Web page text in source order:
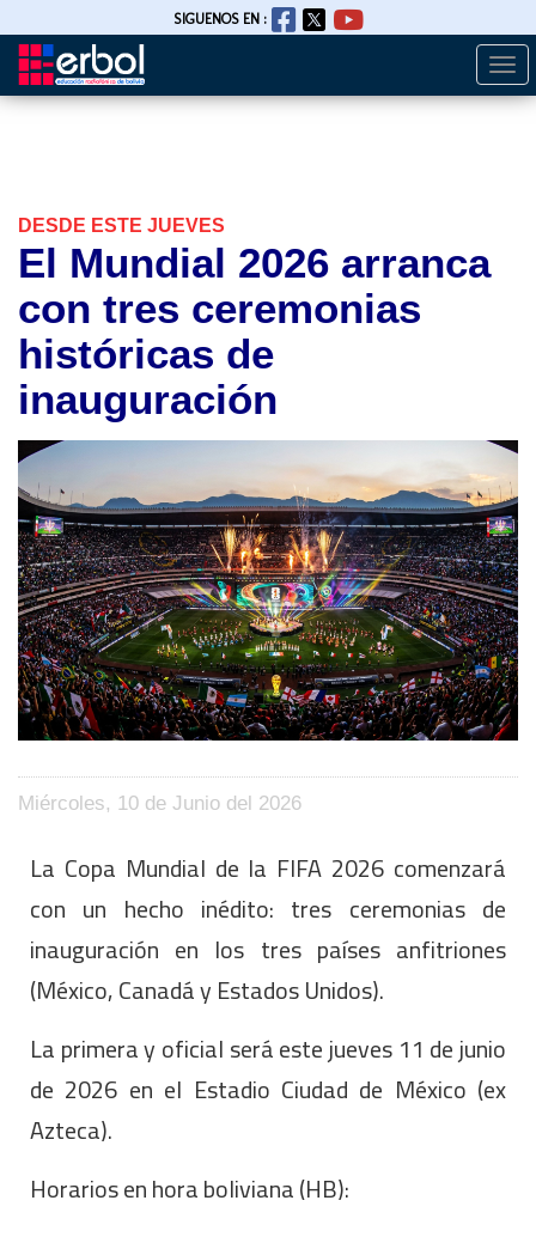
Pasar
SIGUENOS EN :
DESDE ESTE JUEVES
El Mundial 2026 arranca
con tres ceremonias
históricas de
inauguración
Miércoles, 10 de Junio del 2026
La Copa Mundial de la FIFA 2026 comenzará
con un hecho inédito: tres ceremonias de
inauguración en los tres países anfitriones
(México, Canadá y Estados Unidos).
La primera y oficial será este jueves 11 de junio
de 2026 en el Estadio Ciudad de México (ex
Azteca).
Horarios en hora boliviana (HB):